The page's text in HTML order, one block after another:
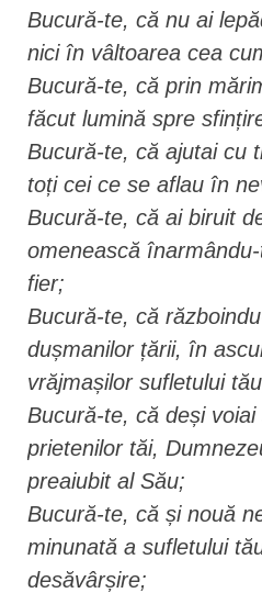
Bucură-te, că nu ai
nici în vâltoarea cea
Bucură-te, că prin
făcut lumină spre
Bucură-te, că ajutai cu
toți cei ce se aflau în
Bucură-te, că ai biruit
omenească
fier;
Bucură-te, că
dușmanilor țării, în
vrăjmașilor sufletului
Bucură-te, că deși
prietenilor tăi,
preaiubit al Său;
Bucură-te, că și nouă
minunată a sufletului
desăvârșire;